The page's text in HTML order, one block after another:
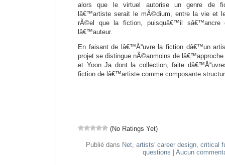
alors que le virtuel autorise un genre de
lâ€™artiste serait le mÃ©dium, entre la vie et
rÃ©el que la fiction, puisquâ€™il sâ€™ancre
lâ€™auteur.
En faisant de lâ€™Å“uvre la fiction dâ€™un
projet se distingue nÃ©anmoins de lâ€™approche
et Yoon Ja dont la collection, faite
fiction de lâ€™artiste comme composante
(No Ratings Yet)
Publié dans Net, artists' career design, critical
questions
Aucun